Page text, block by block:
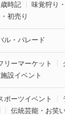
時記
味覚狩り
初売り
ル・パレード
リーマーケット
設イベント
ポーツイベント
伝統芸能・お笑